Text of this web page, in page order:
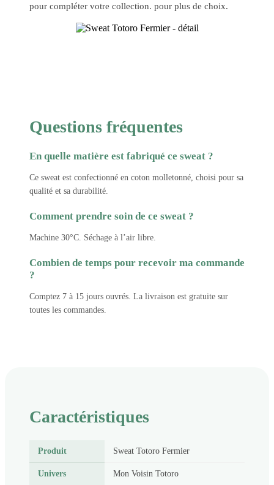
pour compléter votre collection. pour plus de choix.
Questions fréquentes
En quelle matière est fabriqué ce sweat ?
Ce sweat est confectionné en coton molletonné, choisi pour sa
qualité et sa durabilité.
Comment prendre soin de ce sweat ?
Machine 30°C. Séchage à l’air libre.
Combien de temps pour recevoir ma commande
?
Comptez 7 à 15 jours ouvrés. La livraison est gratuite sur
toutes les commandes.
Caractéristiques
Produit Sweat Totoro Fermier
Univers Mon Voisin Totoro